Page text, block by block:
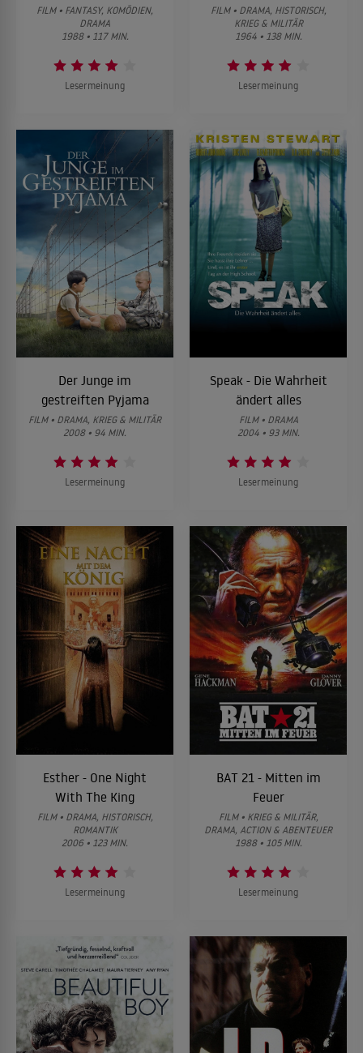
FILM • FANTASY, KOMÖDIEN,
DRAMA
1988 • 117 MIN.
Lesermeinung
FILM • DRAMA, HISTORISCH,
KRIEG & MILITÄR
1964 • 138 MIN.
Lesermeinung
Der Junge im
gestreiften Pyjama
FILM • DRAMA, KRIEG & MILITÄR
2008 • 94 MIN.
Lesermeinung
Speak - Die Wahrheit
ändert alles
FILM • DRAMA
2004 • 93 MIN.
Lesermeinung
Esther - One Night
With The King
FILM • DRAMA, HISTORISCH,
ROMANTIK
2006 • 123 MIN.
Lesermeinung
BAT 21 - Mitten im
Feuer
FILM • KRIEG & MILITÄR,
DRAMA, ACTION & ABENTEUER
1988 • 105 MIN.
Lesermeinung